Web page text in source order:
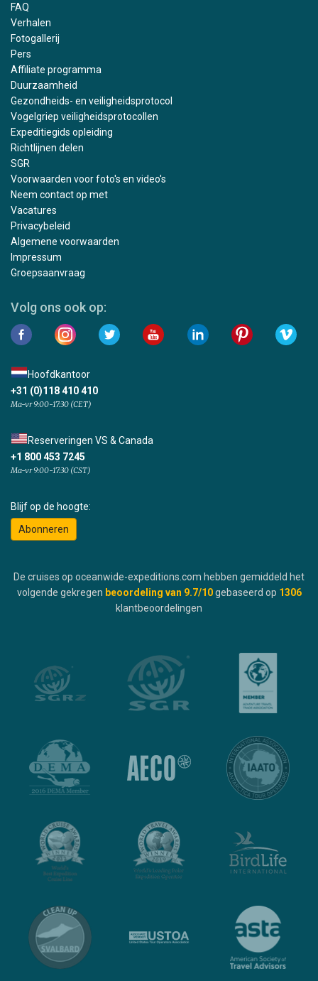
FAQ
Verhalen
Fotogallerij
Pers
Affiliate programma
Duurzaamheid
Gezondheids- en veiligheidsprotocol
Vogelgriep veiligheidsprotocollen
Expeditiegids opleiding
Richtlijnen delen
SGR
Voorwaarden voor foto's en video's
Neem contact op met
Vacatures
Privacybeleid
Algemene voorwaarden
Impressum
Groepsaanvraag
Volg ons ook op:
Hoofdkantoor
+31 (0)118 410 410
Ma-vr 9:00-17:30 (CET)
Reserveringen VS & Canada
+1 800 453 7245
Ma-vr 9:00-17:30 (CST)
Blijf op de hoogte:
Abonneren
De cruises op oceanwide-expeditions.com hebben gemiddeld het
volgende gekregen beoordeling van 9.7/10 gebaseerd op 1306
klantbeoordelingen